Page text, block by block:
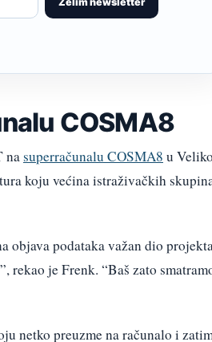
COSMA8
nasuperračunalu COSMA8 u
koju većina istraživačkih
objava podataka važan dio
rekao je Frenk. “Baš zato
netko preuzme na računalo i